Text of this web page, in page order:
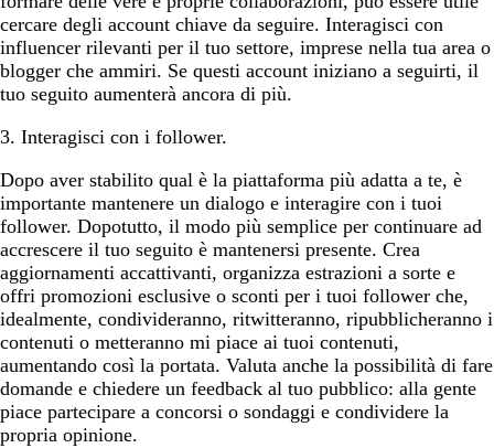
cercare degli account chiave da seguire. Interagisci con
influencer rilevanti per il tuo settore, imprese nella tua area o
blogger che ammiri. Se questi account iniziano a seguirti, il
tuo seguito aumenterà ancora di più.
3. Interagisci con i follower.
Dopo aver stabilito qual è la piattaforma più adatta a te, è
importante mantenere un dialogo e interagire con i tuoi
follower. Dopotutto, il modo più semplice per continuare ad
accrescere il tuo seguito è mantenersi presente. Crea
aggiornamenti accattivanti, organizza estrazioni a sorte e
offri promozioni esclusive o sconti per i tuoi follower che,
idealmente, condivideranno, ritwitteranno, ripubblicheranno i
contenuti o metteranno mi piace ai tuoi contenuti,
aumentando così la portata. Valuta anche la possibilità di fare
domande e chiedere un feedback al tuo pubblico: alla gente
piace partecipare a concorsi o sondaggi e condividere la
propria opinione.